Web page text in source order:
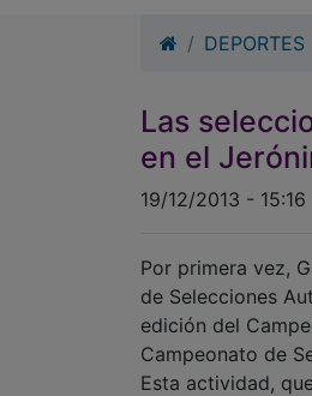
DEPORTES
Las
en el
19/12/2013 - 15:16
Por primera vez,
de Selecciones
edición del
Campeonato de
Esta actividad,